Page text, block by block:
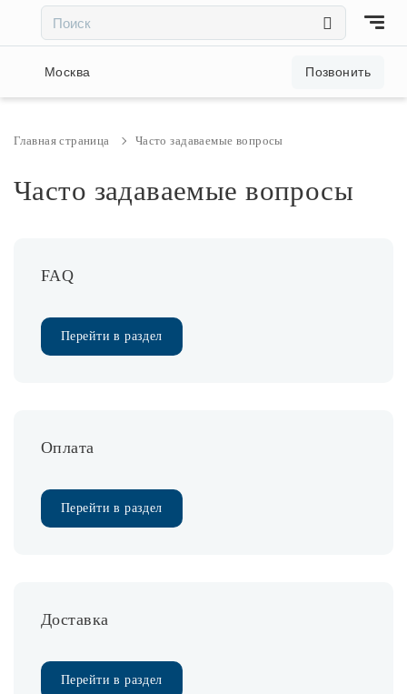
Акции и скидки
Настольные лампы
Торшеры
Споты
Уличное освещение
Светодиодная лента
Москва Позвонить
Главная страница Часто задаваемые вопросы
Часто задаваемые вопросы
FAQ
Перейти в раздел
Оплата
Перейти в раздел
Доставка
Перейти в раздел
××